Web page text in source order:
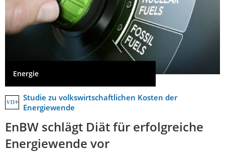
Energie
Studie zu volkswirtschaftlichen Kosten der
Energiewende
EnBW schlägt Diät für erfolgreiche
Energiewende vor